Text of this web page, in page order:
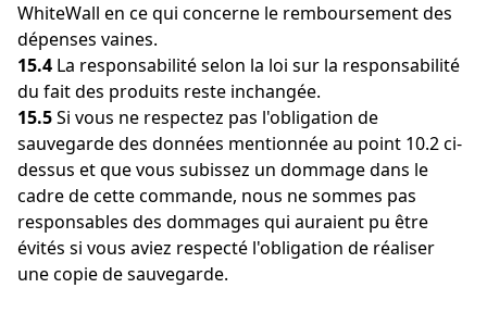
WhiteWall en ce qui concerne le remboursement des
dépenses vaines.
15.4 La responsabilité selon la loi sur la responsabilité
du fait des produits reste inchangée.
15.5Si vous ne respectez pas l'obligation de
sauvegarde des données mentionnée au point 10.2 ci-
dessus et que vous subissez un dommage dans le
cadre de cette commande, nous ne sommes pas
responsables des dommages qui auraient pu être
évités si vous aviez respecté l'obligation de réaliser
une copie de sauvegarde.